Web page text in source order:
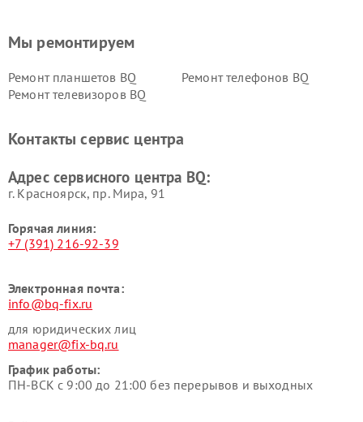
Мы ремонтируем
Ремонт планшетов BQ
Ремонт телефонов BQ
Ремонт телевизоров BQ
Контакты сервис центра
Адрес сервисного центра BQ:
г. Красноярск, ​пр. Мира, 91
Горячая линия:
+7 (391) 216-92-39
Электронная почта:
info@bq-fix.ru
для юридических лиц
manager@fix-bq.ru
График работы:
ПН-ВСК с 9:00 до 21:00 без перерывов и выходных